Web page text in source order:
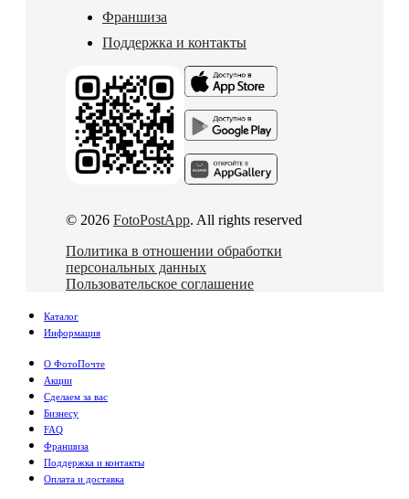
Франшиза
Поддержка и контакты
© 2026 FotoPostApp. All rights reserved
Политика в отношении обработки
персональных данных
Пользовательское соглашение
Каталог
Информация
О ФотоПочте
Акции
Сделаем за вас
Бизнесу
FAQ
Франшиза
Поддержка и контакты
Оплата и доставка